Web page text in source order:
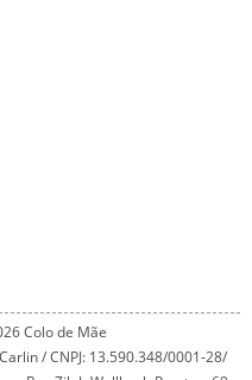
Colo de Mãe
/ CNPJ: 13.590.348/0001-28/